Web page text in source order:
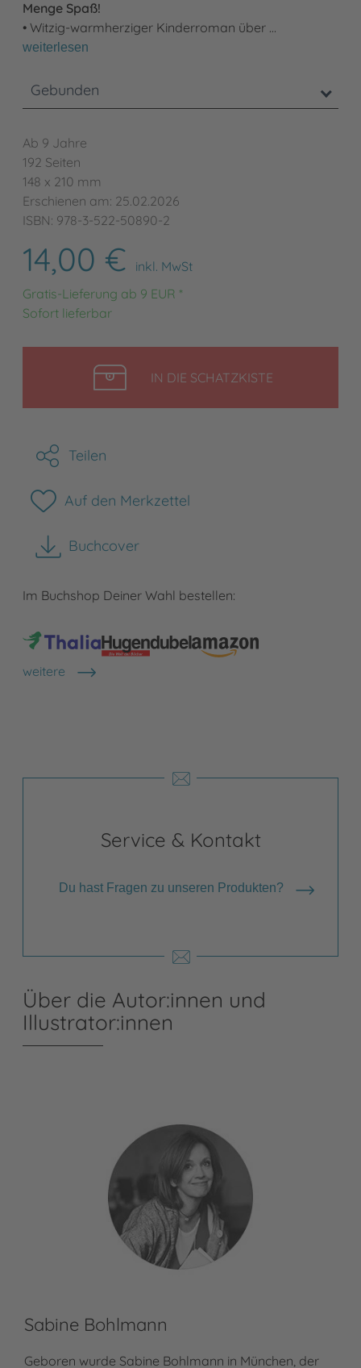
Menge Spaß!
• Witzig-warmherziger Kinderroman über …
weiterlesen
Gebunden
Ab 9 Jahre
192 Seiten
148 x 210 mm
Erschienen am: 25.02.2026
ISBN: 978-3-522-50890-2
14,00 €
inkl. MwSt
Gratis-Lieferung ab 9 EUR *
Sofort lieferbar
IN DIE SCHATZKISTELEGEN
Teilen
Auf den Merkzettel
Buchcover
herunterladen
Im Buchshop Deiner Wahl bestellen:
weitere
Shops anzeigen
Service & Kontakt
Du hast Fragen zu unseren Produkten?
Über die Autor:innen und
Illustrator:innen
Sabine Bohlmann
Geboren wurde Sabine Bohlmann in München, der